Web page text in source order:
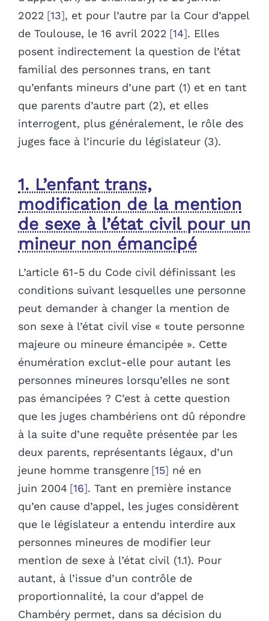
2022 13 , et pour l’autre par la Cour d’appel
de Toulouse, le 16 avril 2022 14 . Elles
posent indirectement la question de l’état
familial des personnes trans, en tant
qu’enfants mineurs d’une part (1) et en tant
que parents d’autre part (2), et elles
interrogent, plus généralement, le rôle des
juges face à l’incurie du législateur (3).
1. L’enfant trans,
modification de la mention
de sexe à l’état civil pour un
mineur non émancipé
L’article 61-5 du Code civil définissant les
conditions suivant lesquelles une personne
peut demander à changer la mention de
son sexe à l’état civil vise « toute personne
majeure ou mineure émancipée ». Cette
énumération exclut-elle pour autant les
personnes mineures lorsqu’elles ne sont
pas émancipées ? C’est à cette question
que les juges chambériens ont dû répondre
à la suite d’une requête présentée par les
deux parents, représentants légaux, d’un
jeune homme transgenre 15
né en
juin 2004 16 . Tant en première instance
qu’en cause d’appel, les juges considèrent
que le législateur a entendu interdire aux
personnes mineures de modifier leur
mention de sexe à l’état civil (1.1). Pour
autant, à l’issue d’un contrôle de
proportionnalité, la cour d’appel de
Chambéry permet, dans sa décision du